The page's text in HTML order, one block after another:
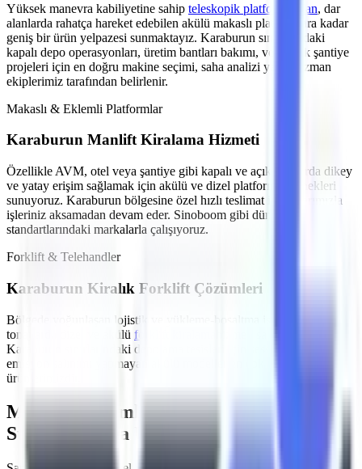
Yüksek manevra kabiliyetine sahip teleskopik platformlardan, dar
alanlarda rahatça hareket edebilen akülü makaslı platformlara kadar
geniş bir ürün yelpazesi sunmaktayız. Karaburun sınırlarındaki
kapalı depo operasyonları, üretim bantları bakımı, veya açık şantiye
projeleri için en doğru makine seçimi, saha analizi yapan uzman
ekiplerimiz tarafından belirlenir.
Makaslı & Eklemli Platformlar
Karaburun Manlift Kiralama Hizmeti
Özellikle AVM, otel veya şantiye gibi kapalı ve açık alanlarda dikey
ve yatay erişim sağlamak için akülü ve dizel platform seçenekleri
sunuyoruz. Karaburun bölgesine özel hızlı teslimat imkanlarımızla
işleriniz aksamadan devam eder. Sinoboom gibi dünya
standartlarındaki markalarla çalışıyoruz.
Forklift & Telehandler
Karaburun Kiralık Forklift Çözümleri
Bölgede yoğunlaşan lojistik ve yükleme-boşaltma işleri
tonajlarda dizel ve akülü forklift kiralama
Karaburun
sınırlarındaki depolama tesisleri için sessiz çalışan ve
emisyon salınımı yapmayan akülü modeller en çok tercih edilen
ürünlerimizdir.
MMO Denetimli ve İş Güvenliği
Standartlarına Uygun Filo